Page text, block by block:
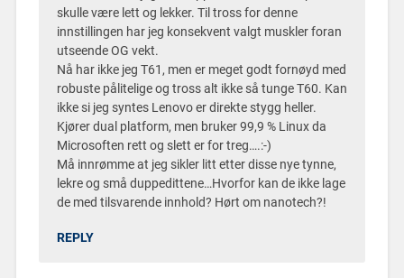
skulle være lett og lekker. Til tross for denne
innstillingen har jeg konsekvent valgt muskler foran
utseende OG vekt.
Nå har ikke jeg T61, men er meget godt fornøyd med
robuste pålitelige og tross alt ikke så tunge T60. Kan
ikke si jeg syntes Lenovo er direkte stygg heller.
Kjører dual platform, men bruker 99,9 % Linux da
Microsoften rett og slett er for treg….:-)
Må innrømme at jeg sikler litt etter disse nye tynne,
lekre og små duppedittene…Hvorfor kan de ikke lage
de med tilsvarende innhold? Hørt om nanotech?!
REPLY